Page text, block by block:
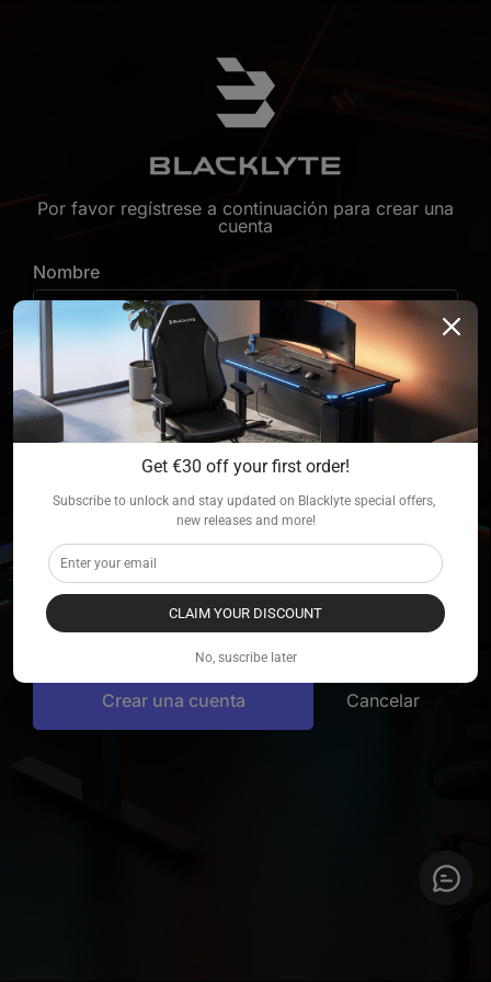
Por favor regístrese a continuación para crear una
cuenta
Nombre
Apellido
Su Dirección De Correo Electrónico*
Tu Contraseña*
Suscríbete Al Marketing Por Correo Electrónico
Cancelar
Get €30 off your first order!
Subscribe to unlock and stay updated on Blacklyte special offers,
new releases and more!
CLAIM YOUR DISCOUNT
No, suscribe later